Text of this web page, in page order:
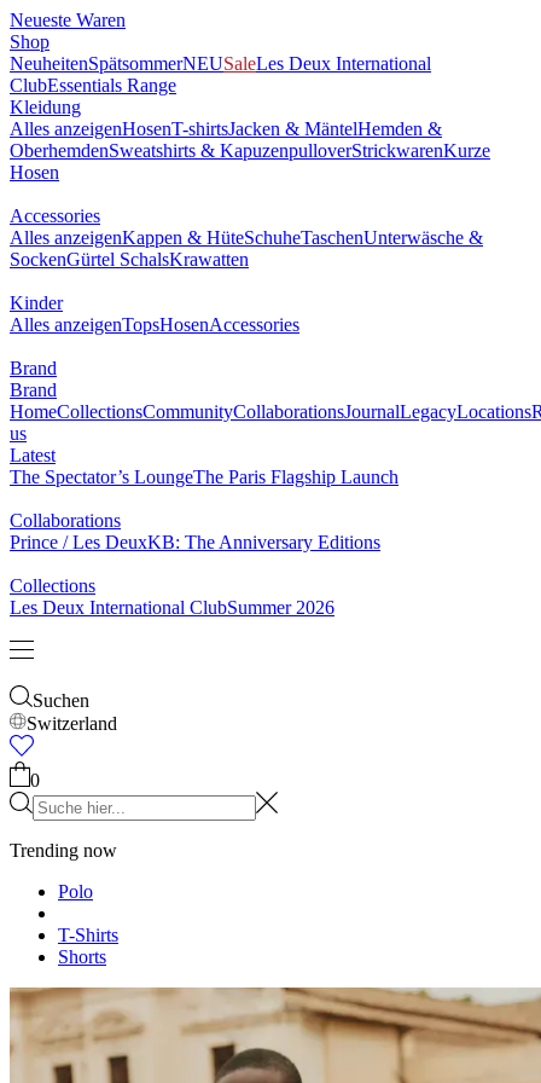
Neueste Waren
Shop
NeuheitenSpätsommerNEUSaleLes Deux International
ClubEssentials Range
Kleidung
Alles anzeigenHosenT-shirtsJacken & MäntelHemden &
OberhemdenSweatshirts & KapuzenpulloverStrickwarenKurze
Hosen
Alles anzeigen
SockenGürtelSchalsKrawatten
Alles anzeigen